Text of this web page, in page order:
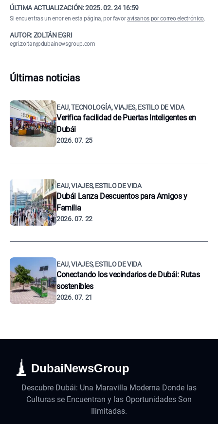
ÚLTIMA ACTUALIZACIÓN:2025. 02. 24 16:59
Si encuentras un error en esta página, por favoravísanos por correo electrónico.
AUTOR: ZOLTÁN EGRI
egri.zoltan@dubainewsgroup.com
Últimas noticias
EAU, TECNOLOGÍA, VIAJES, ESTILO DE VIDA
Verifica facilidad de Puertas Inteligentes en
Dubái
2026. 07. 25
EAU, VIAJES, ESTILO DE VIDA
Dubái Lanza Descuentos para Amigos y
Familia
2026. 07. 22
EAU, VIAJES, ESTILO DE VIDA
Conectando los vecindarios de Dubái: Rutas
sostenibles
2026. 07. 21
DubaiNewsGroup
Descubre Dubái: Una Maravilla Moderna Donde las
Culturas se Encuentran y las Oportunidades Son
Ilimitadas.